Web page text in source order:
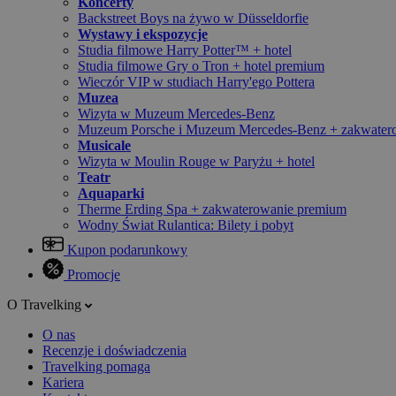
Backstreet Boys na żywo w Düsseldorfie
Wystawy i ekspozycje
Studia filmowe Harry Potter™ + hotel
Studia filmowe Gry o Tron + hotel premium
Wieczór VIP w studiach Harry'ego Pottera
Muzea
Wizyta w Muzeum Mercedes-Benz
Muzeum Porsche i Muzeum Mercedes-Benz +
Musicale
Wizyta w Moulin Rouge w Paryżu + hotel
Teatr
Aquaparki
Therme Erding Spa + zakwaterowanie premium
Wodny Świat Rulantica: Bilety i pobyt
Kupon podarunkowy
Promocje
O Travelking
O nas
Recenzje i doświadczenia
Travelking pomaga
Kariera